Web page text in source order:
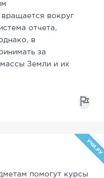
вокруг
отчета,
в
за
Земли и их
УЧИ.РУ
помогут курсы